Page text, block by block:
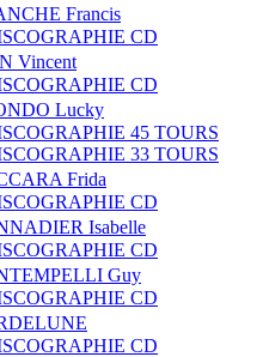
Francis
CD
Vincent
CD
Lucky
45 TOURS
33 TOURS
Frida
CD
Isabelle
CD
Guy
CD
CD